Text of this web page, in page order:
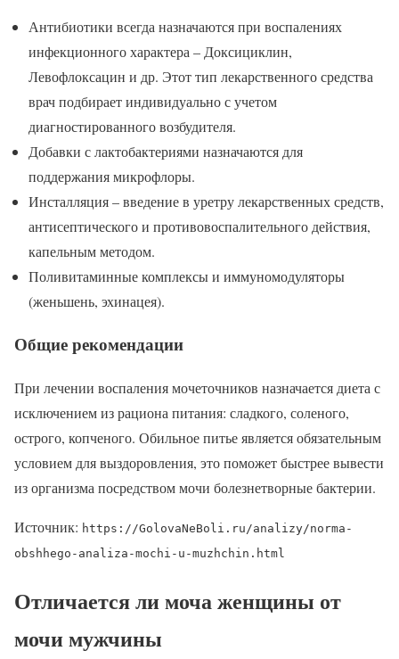
Антибиотики всегда назначаются при воспалениях
инфекционного характера – Доксициклин,
Левофлоксацин и др. Этот тип лекарственного средства
врач подбирает индивидуально с учетом
диагностированного возбудителя.
Добавки с лактобактериями назначаются для
поддержания микрофлоры.
Инсталляция – введение в уретру лекарственных средств,
антисептического и противовоспалительного действия,
капельным методом.
Поливитаминные комплексы и иммуномодуляторы
(женьшень, эхинацея).
Общие рекомендации
При лечении воспаления мочеточников назначается диета с
исключением из рациона питания: сладкого, соленого,
острого, копченого. Обильное питье является обязательным
условием для выздоровления, это поможет быстрее вывести
из организма посредством мочи болезнетворные бактерии.
Источник: https://GolovaNeBoli.ru/analizy/norma-
obshhego-analiza-mochi-u-muzhchin.html
Отличается ли моча женщины от
мочи мужчины